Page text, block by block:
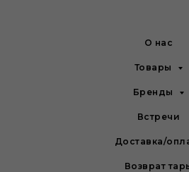
О нас
Товары
Бренды
Встречи
Доставка/
Возврат